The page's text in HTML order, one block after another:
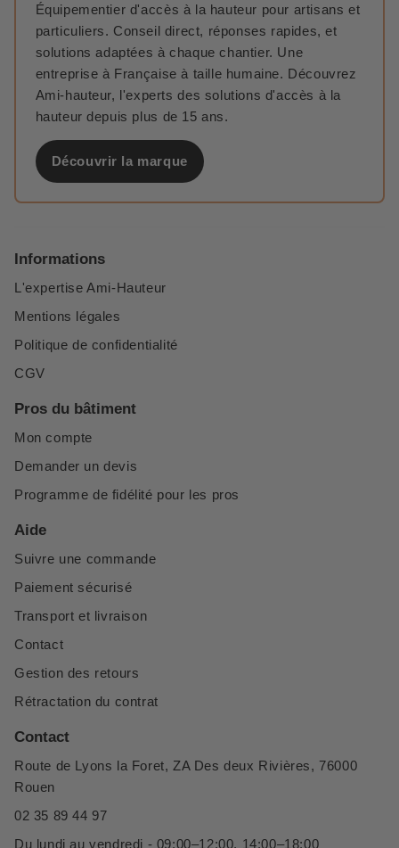
Équipementier d'accès à la hauteur pour artisans et
particuliers. Conseil direct, réponses rapides, et
solutions adaptées à chaque chantier. Une
entreprise à Française à taille humaine. Découvrez
Ami-hauteur, l'experts des solutions d'accès à la
hauteur depuis plus de 15 ans.
Découvrir la marque
Informations
L'expertise Ami-Hauteur
Mentions légales
Politique de confidentialité
CGV
Pros du bâtiment
Mon compte
Demander un devis
Programme de fidélité pour les pros
Aide
Suivre une commande
Paiement sécurisé
Transport et livraison
Contact
Gestion des retours
Rétractation du contrat
Contact
Route de Lyons la Foret, ZA Des deux Rivières, 76000
Rouen
02 35 89 44 97
Du lundi au vendredi - 09:00–12:00, 14:00–18:00